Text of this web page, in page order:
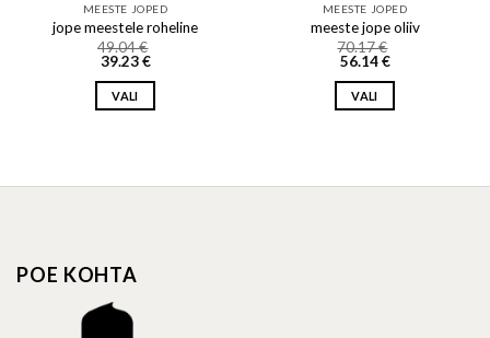
MEESTE JOPED
jope meestele roheline
49.04€
39.23€
VALI
multiple
may
chosen
MEESTE JOPED
meeste jope oliiv
70.17€
56.14€
VALI
multiple
POE KOHTA